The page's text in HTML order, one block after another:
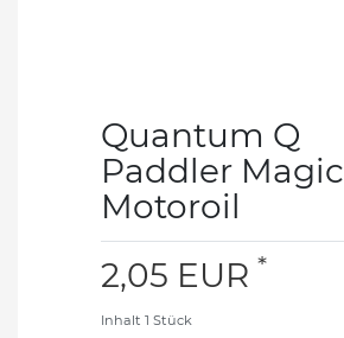
Quantum Q
Paddler Magic
Motoroil
2,05 EUR *
Inhalt 1 Stück